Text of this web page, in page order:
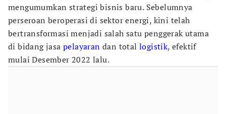
mengumumkan strategi bisnis baru. Sebelumnya
perseroan beroperasi di sektor energi, kini telah
bertransformasi menjadi salah satu penggerak utama
di bidang jasapelayaran dan totallogistik, efektif
mulai Desember 2022 lalu.